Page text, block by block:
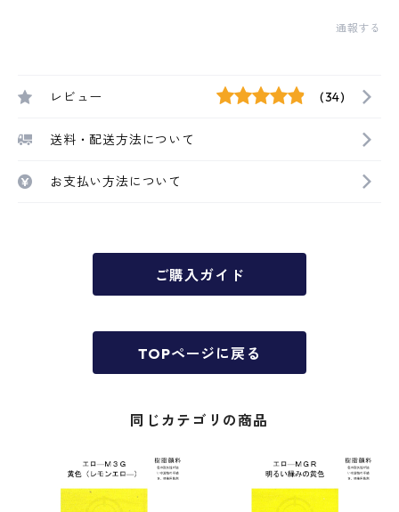
通報する
レビュー (34)
送料・配送方法について
お支払い方法について
ご購入ガイド
TOPページに戻る
同じカテゴリの商品